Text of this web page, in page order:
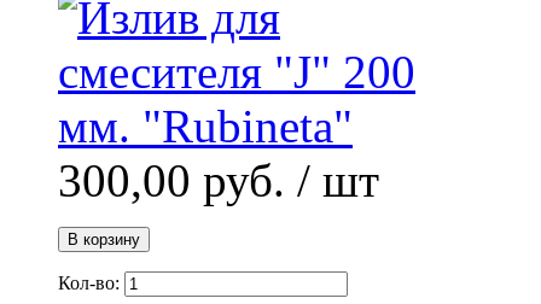
300,00 руб. / шт
В корзину
Кол-во: